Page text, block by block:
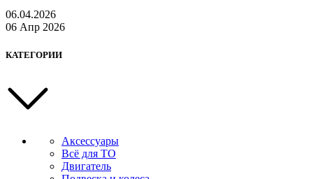
06.04.2026
06 Апр 2026
КАТЕГОРИИ
Аксессуары
Всё для ТО
Двигатель